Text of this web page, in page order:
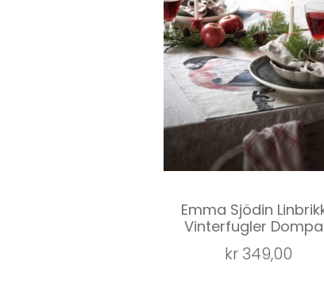
Emma Sjödin
Vinterfugler
kr349,00